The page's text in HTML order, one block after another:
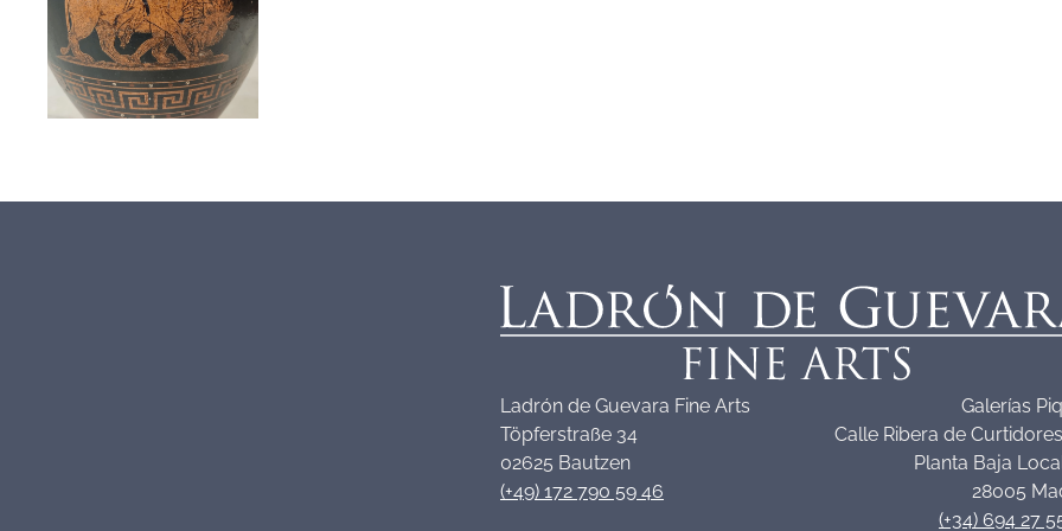
Ladrón de Guevara Fine Arts
Töpferstraße 34
02625 Bautzen
(+49) 172 790 59 46
Galerías
Calle Ribera de
Planta Baja
28005
(+34) 694 27